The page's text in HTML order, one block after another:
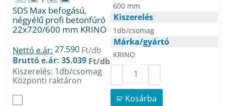
SDS Max befogású,
négyélű profi betonfúró
22x720/600 mm KRINO
Nettó e.ár: 27.590 Ft/db
Bruttó e.ár: 35.039 Ft/db
Kiszerelés: 1db/csomag
Központi raktáron
600 mm
Kiszerelés
1db/csomag
Márka/gyártó
KRINO
Kosárba